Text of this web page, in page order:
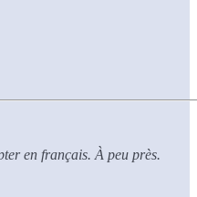
en français. À peu près.